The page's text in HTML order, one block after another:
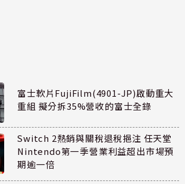
富士軟片FujiFilm(4901-JP)啟動重大
重組 擬分拆35%營收的富士全錄
Switch 2熱銷與關稅退稅挹注 任天堂
Nintendo第一季營業利益超出市場預
期逾一倍